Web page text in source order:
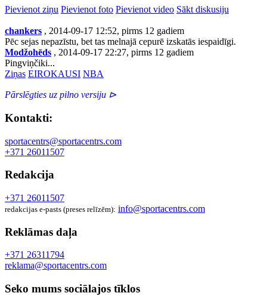
Pievienot ziņu Pievienot foto Pievienot video Sākt diskusiju
chankers , 2014-09-17 12:52, pirms 12 gadiem
Pēc sejas nepazīstu, bet tas melnajā cepurē izskatās iespaidīgi.
Modžohēds , 2014-09-17 22:27, pirms 12 gadiem
Pingviņčiki...
Ziņas EIROKAUSI NBA
Pārslēgties uz pilno versiju ⊳
Kontakti:
sportacentrs@sportacentrs.com
+371 26011507
Redakcija
+371 26011507
redakcijas e-pasts (preses relīzēm): info@sportacentrs.com
Reklāmas daļa
+371 26311794
reklama@sportacentrs.com
Seko mums sociālajos tīklos